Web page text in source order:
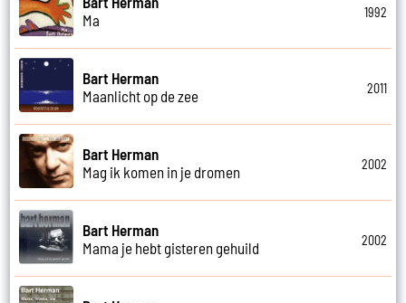
Ma
1992
Bart Herman
Maanlicht op de zee
2011
Bart Herman
Mag ik komen in je dromen
2002
Bart Herman
Mama je hebt gisteren gehuild
2002